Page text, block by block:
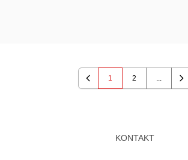
Previous
1 2 ...
Next
KONTAKT